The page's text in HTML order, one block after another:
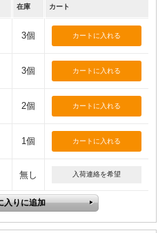
在庫 カート
3個
3個
2個
1個
無し 入荷連絡を希望